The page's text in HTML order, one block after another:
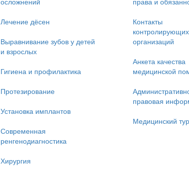
Лечение дёсен
Выравнивание зубов у детей
и взрослых
Гигиена и профилактика
Протезирование
Установка имплантов
Современная
ренгенодиагностика
Хирургия
Контакты
контролирующих
организаций
Анкета качества
медицинской
правовая
Медицинский